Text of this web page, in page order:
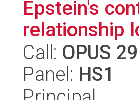
Epstein's
relationship
Call: OPUS 29
Panel: HS1